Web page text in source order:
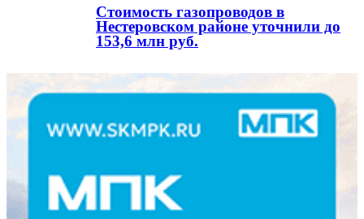
Стоимость газопроводов в
Нестеровском районе уточнили до
153,6 млн руб.